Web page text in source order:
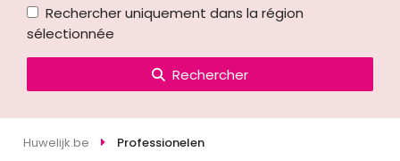
Rechercher uniquement dans la région
sélectionnée
Rechercher
Huwelijk.be Professionelen